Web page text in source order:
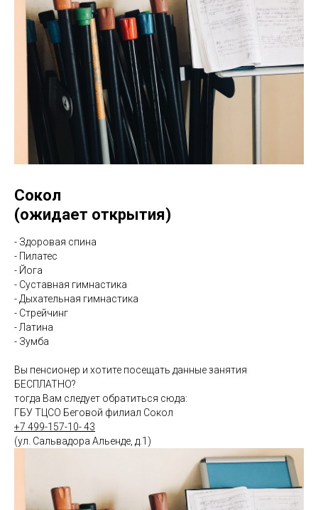
Сокол
(ожидает открытия)
- Здоровая спина
- Пилатес
- Йога
- Суставная гимнастика
- Дыхательная гимнастика
- Стрейчинг
- Латина
- Зумба
Вы пенсионер и хотите посещать данные занятия
БЕСПЛАТНО?
тогда Вам следует обратиться сюда:
ГБУ ТЦСО Беговой филиал Сокол
+7 499-157-10- 43
(ул. Сальвадора Альенде, д.1)